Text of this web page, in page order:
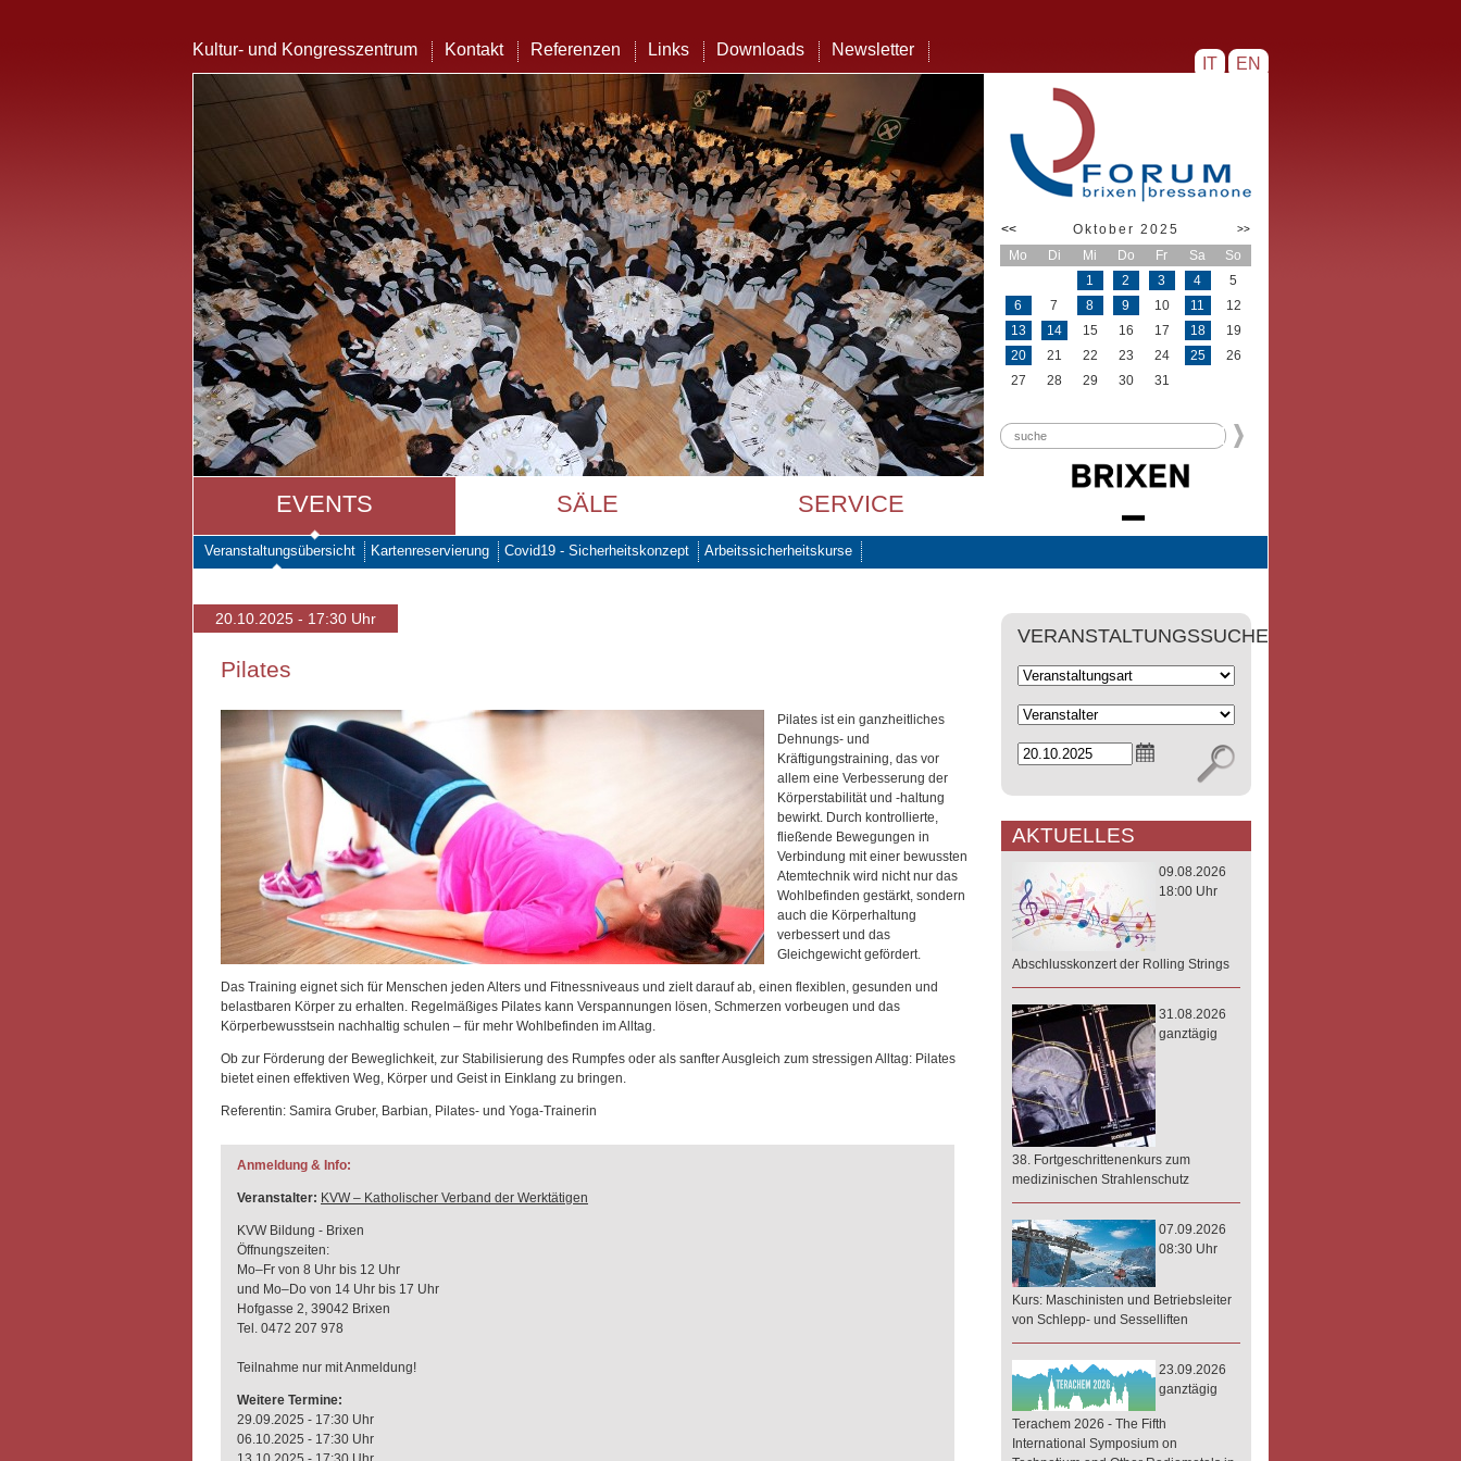
IT EN
Kultur- und Kongresszentrum Kontakt Referenzen Links Downloads Newsletter
EVENTS SÄLE SERVICE
<< Oktober 2025 >>
Mo Di Mi Do Fr Sa
So
1
2 3 4
5
6
7 8 9 10 11
12
13
14 15 16 17 18
19
20
21 22 23 24 25
26
27
28 29 30 31
Veranstaltungsübersicht Kartenreservierung Covid19 - Sicherheitskonzept Arbeitssicherheitskurse
20.10.2025 - 17:30 Uhr
Pilates
Pilates ist ein ganzheitliches
Dehnungs- und
Kräftigungstraining, das vor
allem eine Verbesserung der
Körperstabilität und -haltung
bewirkt. Durch kontrollierte,
fließende Bewegungen in
Verbindung mit einer bewussten
Atemtechnik wird nicht nur das
Wohlbefinden gestärkt, sondern
auch die Körperhaltung
verbessert und das
Gleichgewicht gefördert.
Das Training eignet sich für Menschen jeden Alters und Fitnessniveaus und zielt darauf ab, einen flexiblen, gesunden und
belastbaren Körper zu erhalten. Regelmäßiges Pilates kann Verspannungen lösen, Schmerzen vorbeugen und das
Körperbewusstsein nachhaltig schulen – für mehr Wohlbefinden im Alltag.
Ob zur Förderung der Beweglichkeit, zur Stabilisierung des Rumpfes oder als sanfter Ausgleich zum stressigen Alltag: Pilates
bietet einen effektiven Weg, Körper und Geist in Einklang zu bringen.
Referentin: Samira Gruber, Barbian, Pilates- und Yoga-Trainerin
Anmeldung & Info:
Veranstalter: KVW – Katholischer Verband der Werktätigen
KVW Bildung - Brixen
Öffnungszeiten:
Mo–Fr von 8 Uhr bis 12 Uhr
und Mo–Do von 14 Uhr bis 17 Uhr
Hofgasse 2, 39042 Brixen
Tel. 0472 207 978
Teilnahme nur mit Anmeldung!
Weitere Termine:
29.09.2025 - 17:30 Uhr
06.10.2025 - 17:30 Uhr
VERANSTALTUNGSSUCHE
AKTUELLES
09.08.2026
18:00 Uhr
Abschlusskonzert der Rolling Strings
31.08.2026
ganztägig
38. Fortgeschrittenenkurs zum
medizinischen Strahlenschutz
07.09.2026
08:30 Uhr
Kurs: Maschinisten und Betriebsleiter
von Schlepp- und Sesselliften
23.09.2026
ganztägig
Terachem 2026 - The Fifth
International Symposium on